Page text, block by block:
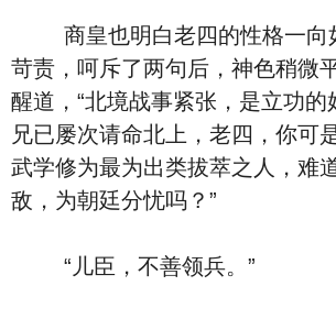
商皇也明白老四的性格一向
苛责，呵斥了两句后，神色稍微
醒道，“北境战事紧张，是立功的
兄已屡次请命北上，老四，你可
武学修为最为出类拔萃之人，难
敌，为朝廷分忧吗？”
“儿臣，不善领兵。”